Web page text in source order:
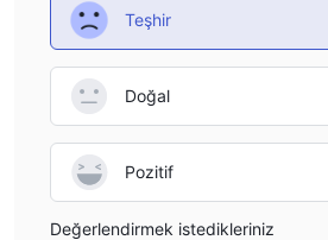
sunmaktadır.
Teşhir
Doğal
Pozitif
Değerlendirmek istedikleriniz